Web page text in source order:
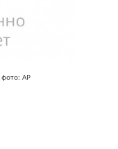
фото: AP